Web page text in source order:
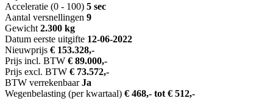
Acceleratie (0 - 100) 5 sec
Aantal versnellingen 9
Gewicht 2.300 kg
Datum eerste uitgifte 12-06-2022
Nieuwprijs € 153.328,-
Prijs incl. BTW € 89.000,-
Prijs excl. BTW € 73.572,-
BTW verrekenbaar Ja
Wegenbelasting (per kwartaal) € 468,- tot € 512,-